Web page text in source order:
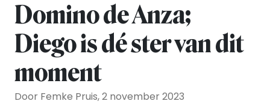
Domino de Anza;
Diego is dé ster van dit
moment
Door Femke Pruis, 2 november 2023